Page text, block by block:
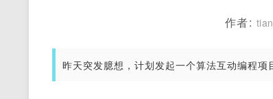
作者:
昨天突发臆想，计划发起一个算法互动编程项